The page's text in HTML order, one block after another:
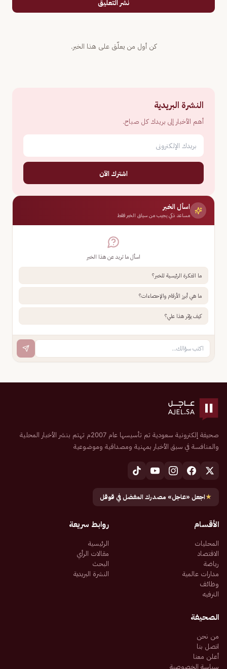
نشر التعليق
كن أول من يعلّق على هذا الخبر.
النشرة البريدية
أهم الأخبار إلى بريدك كل صباح.
اشترك الآن
اسأل الخبر
مساعد ذكي يجيب من سياق الخبر فقط
اسأل ما تريد عن هذا الخبر
ما الفكرة الرئيسية للخبر؟
ما هي أبرز الأرقام والإحصاءات؟
كيف يؤثر هذا علي؟
صحيفة إلكترونية سعودية تم تأسيسها عام 2007م تهتم بنشر الأخبار المحلية
والمنافسة في سبق الأخبار بمهنية ومصداقية وموضوعية
★اجعل «عاجل» مصدرك المفضل في قوقل
الأقسام
المحليات
الاقتصاد
رياضة
مدارات عالمية
وظائف
الترفيه
روابط سريعة
الرئيسية
مقالات الرأي
البحث
النشرة البريدية
الصحيفة
من نحن
اتصل بنا
أعلن معنا
سياسة الخصوصية